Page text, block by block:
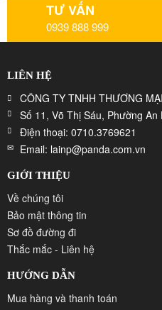
TƯ VẤN
0939 888 999
LIÊN HỆ
CÔNG TY TNHH THƯƠNG
Số 11, Võ Thị Sáu, Phường
Điện thoại: 0710.3769621
Email: lainp@panda.com.vn
GIỚI THIỆU
Về chúng tôi
Bảo mật thông tin
Sơ đồ đường đi
Thắc mắc - Liên hệ
HƯỚNG DẪN
Mua hàng và thanh toán